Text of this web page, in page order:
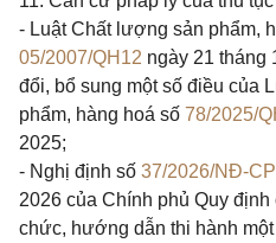
- Luật Chất lượng sản phẩm,
05/2007/QH12 ngày 21 tháng
đổi, bổ sung một số điều của
phẩm, hàng hoá số 78/2025/
2025;
- Nghị định số 37/2026/NĐ-CP
2026 của Chính phủ Quy
chức, hướng dẫn thi hành